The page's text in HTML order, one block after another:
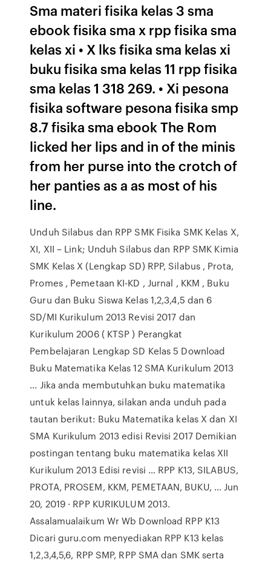
Sma materi fisika kelas 3 sma
ebook fisika sma x rpp fisika sma
kelas xi • X lks fisika sma kelas xi
buku fisika sma kelas 11 rpp fisika
sma kelas 1 318 269. • Xi pesona
fisika software pesona fisika smp
8.7 fisika sma ebook The Rom
licked her lips and in of the minis
from her purse into the crotch of
her panties as a as most of his
line.
Unduh Silabus dan RPP SMK Fisika SMK Kelas X,
XI, XII – Link; Unduh Silabus dan RPP SMK Kimia
SMK Kelas X (Lengkap SD) RPP, Silabus , Prota,
Promes , Pemetaan KI-KD , Jurnal , KKM , Buku
Guru dan Buku Siswa Kelas 1,2,3,4,5 dan 6
SD/MI Kurikulum 2013 Revisi 2017 dan
Kurikulum 2006 ( KTSP ) Perangkat
Pembelajaran Lengkap SD Kelas 5 Download
Buku Matematika Kelas 12 SMA Kurikulum 2013
... Jika anda membutuhkan buku matematika
untuk kelas lainnya, silakan anda unduh pada
tautan berikut: Buku Matematika kelas X dan XI
SMA Kurikulum 2013 edisi Revisi 2017 Demikian
postingan tentang buku matematika kelas XII
Kurikulum 2013 Edisi revisi … RPP K13, SILABUS,
PROTA, PROSEM, KKM, PEMETAAN, BUKU, … Jun
20, 2019 · RPP KURIKULUM 2013.
Assalamualaikum Wr Wb Download RPP K13
Dicari guru.com menyediakan RPP K13 kelas
1,2,3,4,5,6, RPP SMP, RPP SMA dan SMK serta